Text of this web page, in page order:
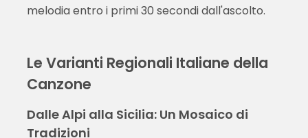
melodia entro i primi 30 secondi dall'ascolto.
Le Varianti Regionali Italiane della
Canzone
Dalle Alpi alla Sicilia: Un Mosaico di
Tradizioni